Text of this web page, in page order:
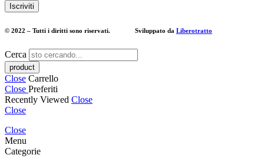
© 2022 – Tutti i diritti sono riservati. Sviluppato da Liberotratto
Cerca
Close Carrello
Close Preferiti
Recently Viewed Close
Close
Close
Menu
Categorie